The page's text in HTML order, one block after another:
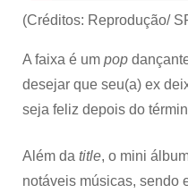
(Créditos: Reprodução/
A faixa é um pop
desejar que seu(a) ex
seja feliz depois do
Além da title, o mini
notáveis músicas, sendo